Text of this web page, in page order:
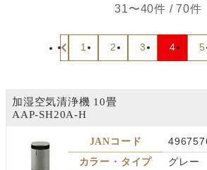
31〜40件 / 70件
1 2 3 4 5
加湿空気清浄機 10畳
AAP-SH20A-H
JANコード
カラー・タイプ
グレー